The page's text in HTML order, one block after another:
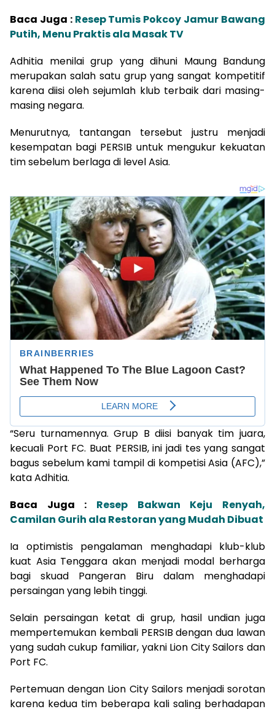
Baca Juga : Resep Tumis Pokcoy Jamur Bawang
Putih, Menu Praktis ala Masak TV
Adhitia menilai grup yang dihuni Maung Bandung
merupakan salah satu grup yang sangat kompetitif
karena diisi oleh sejumlah klub terbaik dari masing-
masing negara.
Menurutnya, tantangan tersebut justru menjadi
kesempatan bagi PERSIB untuk mengukur kekuatan
tim sebelum berlaga di level Asia.
“Seru turnamennya. Grup B diisi banyak tim juara,
kecuali Port FC. Buat PERSIB, ini jadi tes yang sangat
bagus sebelum kami tampil di kompetisi Asia (AFC),”
kata Adhitia.
Baca Juga : Resep Bakwan Keju Renyah,
Camilan Gurih ala Restoran yang Mudah Dibuat
Ia optimistis pengalaman menghadapi klub-klub
kuat Asia Tenggara akan menjadi modal berharga
bagi skuad Pangeran Biru dalam menghadapi
persaingan yang lebih tinggi.
Selain persaingan ketat di grup, hasil undian juga
mempertemukan kembali PERSIB dengan dua lawan
yang sudah cukup familiar, yakni Lion City Sailors dan
Port FC.
Pertemuan dengan Lion City Sailors menjadi sorotan
karena kedua tim beberapa kali saling berhadapan